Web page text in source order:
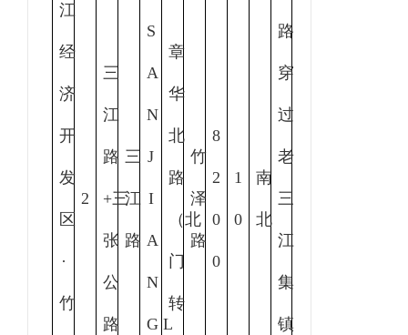
江
经
济
开
发
区
·
竹
2
三
江
路
+三
张
公
路
三
江
路
S
A
N
J
I
A
N
G L
章
华
北
路
（北
门
转
竹
泽
路
8
2
0
0
1
0
南
北
路
穿
过
老
三
江
集
镇